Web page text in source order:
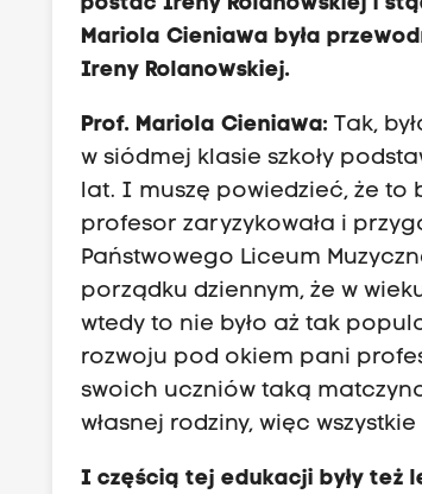
Mariola Cieniawa była
Ireny Rolanowskiej.
Prof. Mariola Cieniawa:Tak,
w siódmej klasie szkoły
lat. I muszę powiedzieć, że to
profesor zaryzykowała i
Państwowego Liceum
porządku dziennym, że w
wtedy to nie było aż tak
rozwoju pod okiem pani
swoich uczniów taką
własnej rodziny, więc
I częścią tej edukacji były też